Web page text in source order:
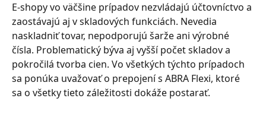
E-shopy vo väčšine prípadov nezvládajú účtovníctvo a
zaostávajú aj v skladových funkciách. Nevedia
naskladniť tovar, nepodporujú šarže ani výrobné
čísla. Problematický býva aj vyšší počet skladov a
pokročilá tvorba cien. Vo všetkých týchto prípadoch
sa ponúka uvažovať o prepojení s ABRA Flexi, ktoré
sa o všetky tieto záležitosti dokáže postarať.